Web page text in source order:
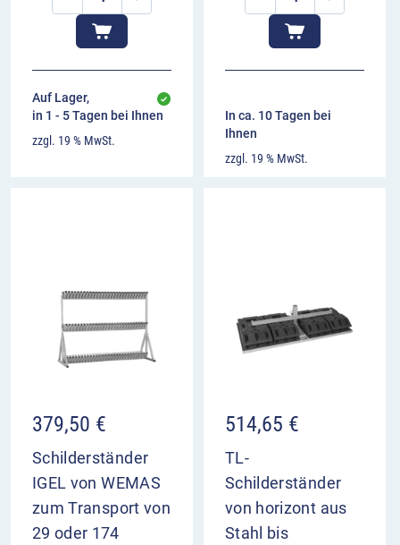
Auf Lager,
in 1 - 5 Tagen bei Ihnen
zzgl. 19 % MwSt.
In ca. 10 Tagen bei
Ihnen
zzgl. 19 % MwSt.
379,50 €
Schilderständer
IGEL von WEMAS
zum Transport von
29 oder 174
514,65 €
TL-
Schilderständer
von horizont aus
Stahl bis